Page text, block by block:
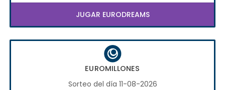
JUGAR EURODREAMS
EUROMILLONES
Sorteo del día 11-08-2026